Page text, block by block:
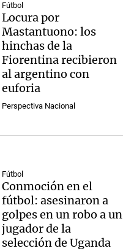
Fútbol
Locura por
Mastantuono: los
hinchas de la
Fiorentina recibieron
al argentino con
euforia
Perspectiva Nacional
Fútbol
Conmoción en el
fútbol: asesinaron a
golpes en un robo a un
jugador de la
selección de Uganda